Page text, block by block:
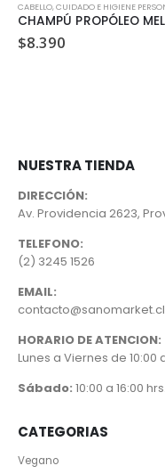
CABELLO,CUIDADO E HIGIENE
$8.390
NUESTRA TIENDA
DIRECCIÓN:
Av. Providencia 2623,
TELEFONO:
(2) 3245 1526
EMAIL:
contacto@sanomarket.cl
HORARIO DE ATENCION:
Lunes a Viernes de 10:00
Sábado: 10:00 a 16:00 hrs.
CATEGORIAS
Vegano